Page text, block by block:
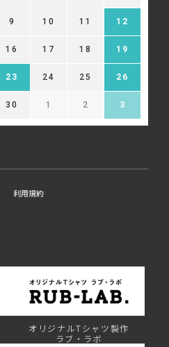
9 10 11 12
16 17 18 19
23 24 25 26
30 1 2 3
利用規約
オリジナルTシャツ製作
ラブ・ラボ